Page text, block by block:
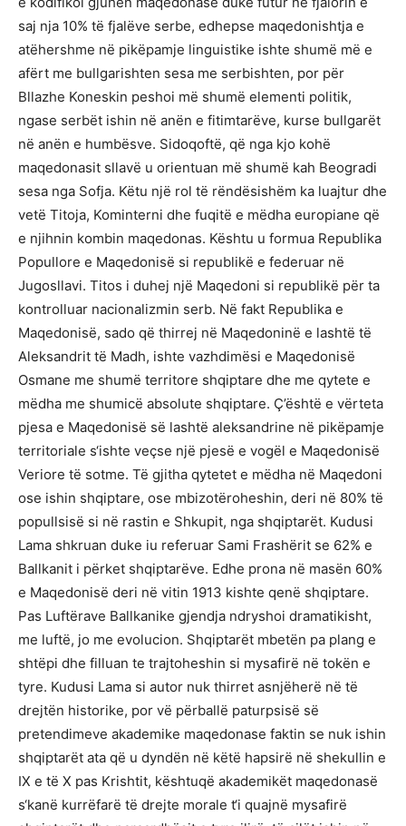
saj nja 10% të fjalëve serbe, edhepse maqedonishtja e
atëhershme në pikëpamje linguistike ishte shumë më e
afërt me bullgarishten sesa me serbishten, por për
Bllazhe Koneskin peshoi më shumë elementi politik,
ngase serbët ishin në anën e fitimtarëve, kurse bullgarët
në anën e humbësve. Sidoqoftë, që nga kjo kohë
maqedonasit sllavë u orientuan më shumë kah Beogradi
sesa nga Sofja. Këtu një rol të rëndësishëm ka luajtur dhe
vetë Titoja, Kominterni dhe fuqitë e mëdha europiane që
e njihnin kombin maqedonas. Kështu u formua Republika
Popullore e Maqedonisë si republikë e federuar në
Jugosllavi. Titos i duhej një Maqedoni si republikë për ta
kontrolluar nacionalizmin serb. Në fakt Republika e
Maqedonisë, sado që thirrej në Maqedoninë e lashtë të
Aleksandrit të Madh, ishte vazhdimësi e Maqedonisë
Osmane me shumë territore shqiptare dhe me qytete e
mëdha me shumicë absolute shqiptare. Ç’është e vërteta
pjesa e Maqedonisë së lashtë aleksandrine në pikëpamje
territoriale s‘ishte veçse një pjesë e vogël e Maqedonisë
Veriore të sotme. Të gjitha qytetet e mëdha në Maqedoni
ose ishin shqiptare, ose mbizotëroheshin, deri në 80% të
popullsisë si në rastin e Shkupit, nga shqiptarët. Kudusi
Lama shkruan duke iu referuar Sami Frashërit se 62% e
Ballkanit i përket shqiptarëve. Edhe prona në masën 60%
e Maqedonisë deri në vitin 1913 kishte qenë shqiptare.
Pas Luftërave Ballkanike gjendja ndryshoi dramatikisht,
me luftë, jo me evolucion. Shqiptarët mbetën pa plang e
shtëpi dhe filluan te trajtoheshin si mysafirë në tokën e
tyre. Kudusi Lama si autor nuk thirret asnjëherë në të
drejtën historike, por vë përballë paturpsisë së
pretendimeve akademike maqedonase faktin se nuk ishin
shqiptarët ata që u dyndën në këtë hapsirë në shekullin e
IX e të X pas Krishtit, kështuqë akademikët maqedonasë
s‘kanë kurrëfarë të drejte morale t‘i quajnë mysafirë